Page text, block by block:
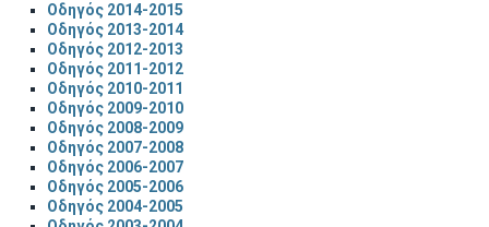
Οδηγός 2014-2015
Οδηγός 2013-2014
Οδηγός 2012-2013
Οδηγός 2011-2012
Οδηγός 2010-2011
Οδηγός 2009-2010
Οδηγός 2008-2009
Οδηγός 2007-2008
Οδηγός 2006-2007
Οδηγός 2005-2006
Οδηγός 2004-2005